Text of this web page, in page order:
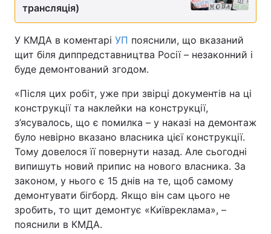
трансляція)
У КМДА в коментарі УП пояснили, що вказаний
щит біля диппредставництва Росії – незаконний і
буде демонтований згодом.
«Після цих робіт, уже при звірці документів на ці
конструкції та наклейки на конструкції,
з’ясувалось, що є помилка – у наказі на демонтаж
було невірно вказано власника цієї конструкції.
Тому довелося її повернути назад. Але сьогодні
випишуть новий припис на нового власника. За
законом, у нього є 15 днів на те, щоб самому
демонтувати бігборд. Якщо він сам цього не
зробить, то щит демонтує «Київреклама», –
пояснили в КМДА.